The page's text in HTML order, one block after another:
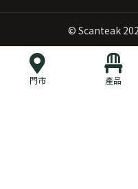
門市 產品
© Scanteak